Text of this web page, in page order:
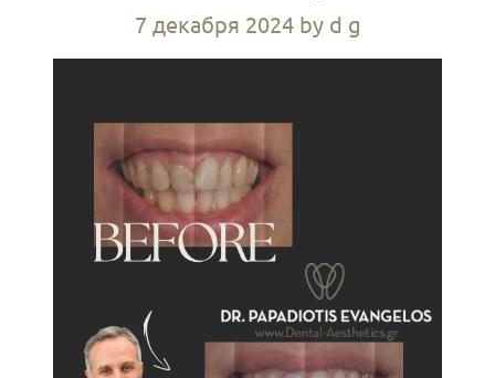
7 декабря 2024 by d g